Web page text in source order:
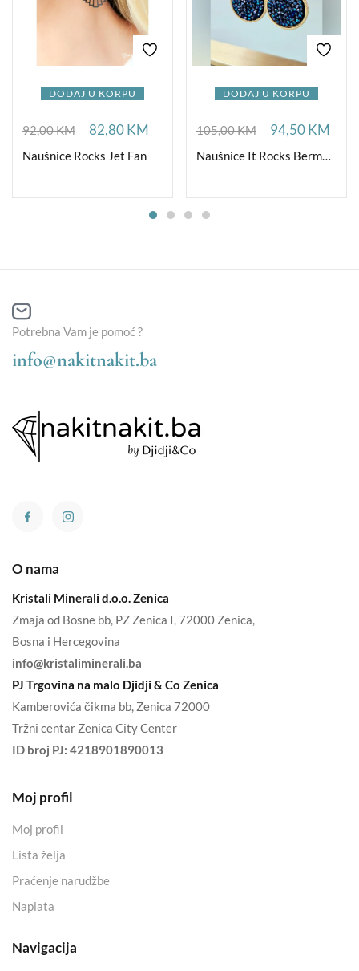
DODAJ U KORPU
92,00KM 82,80KM
Naušnice Rocks Jet Fan
DODAJ U KORPU
105,00KM 94,50KM
Naušnice It Rocks Bermuda Blue G
Potrebna Vam je pomoć ?
info@nakitnakit.ba
O nama
Kristali Minerali d.o.o. Zenica
Zmaja od Bosne bb, PZ Zenica I, 72000 Zenica,
Bosna i Hercegovina
info@kristaliminerali.ba
PJ Trgovina na malo Djidji & Co Zenica
Kamberovića čikma bb, Zenica 72000
Tržni centar Zenica City Center
ID broj PJ: 4218901890013
Moj profil
Moj profil
Lista želja
Praćenje narudžbe
Naplata
Navigacija